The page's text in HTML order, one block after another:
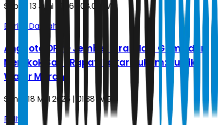
Sabtu, 13 Juni 2026 | 08.00 WIB
Berita Daerah
Anggota DPRD Jember Viral Main Game dan
Merokok Saat Rapat, Pakar Hukum: Publik
Wajar Marah!
Senin, 18 Mei 2026 | 01.38 WIB
Politik